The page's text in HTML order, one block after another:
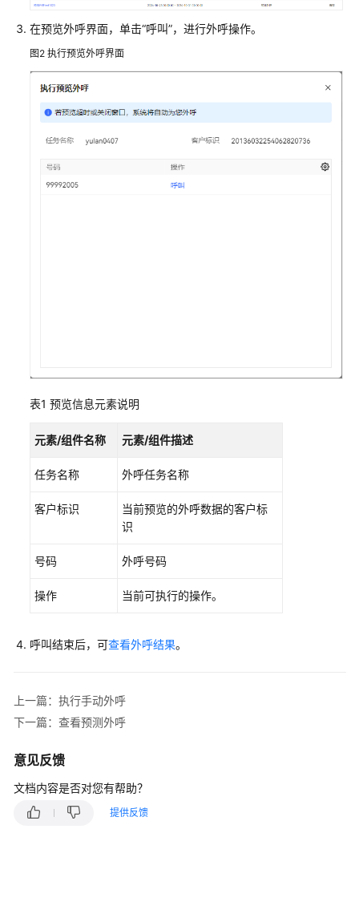
南
户
员
客
台
介
置
人
状
允
许
览
消
息
在预览外呼界面，单击“呼叫”，进行外呼操作。
图2 执行预览外呼界面
表1 预览信息元素说明
元素/组件名称 元素/组件描述
任务名称 外呼任务名称
客户标识
当前预览的外呼数据的客户标
识
号码 外呼号码
操作 当前可执行的操作。
呼叫结束后，可查看外呼结果。
上一篇：执行手动外呼
下一篇：查看预测外呼
意见反馈
文档内容是否对您有帮助？
提供反馈